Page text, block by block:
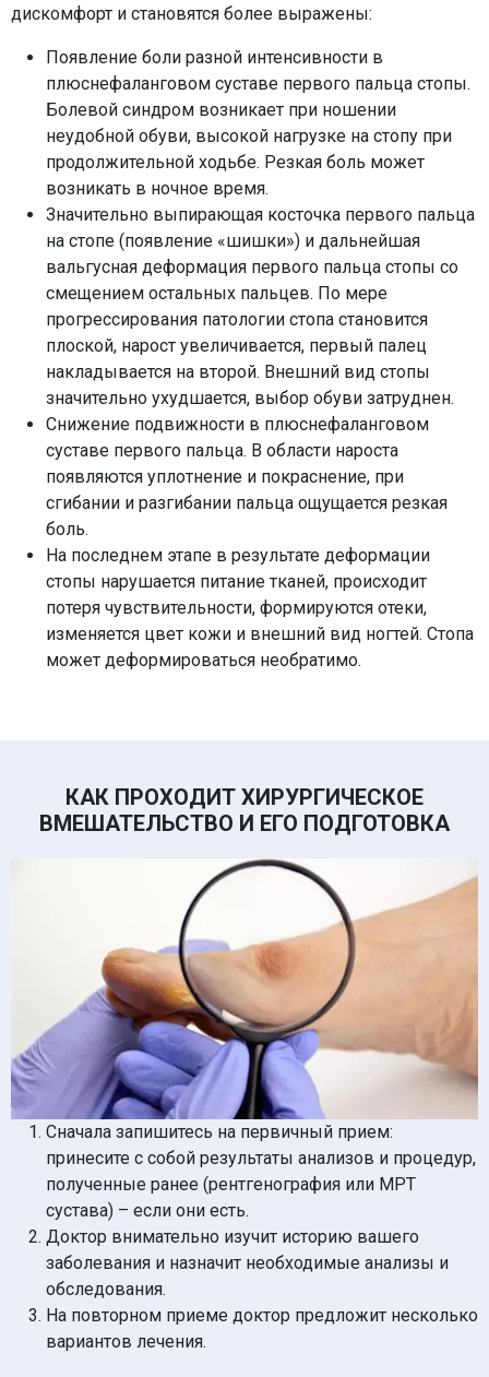
дискомфорт и становятся более выражены:
Появление боли разной интенсивности в
плюснефаланговом суставе первого пальца стопы.
Болевой синдром возникает при ношении
неудобной обуви, высокой нагрузке на стопу при
продолжительной ходьбе. Резкая боль может
возникать в ночное время.
Значительно выпирающая косточка первого пальца
на стопе (появление «шишки») и дальнейшая
вальгусная деформация первого пальца стопы со
смещением остальных пальцев. По мере
прогрессирования патологии стопа становится
плоской, нарост увеличивается, первый палец
накладывается на второй. Внешний вид стопы
значительно ухудшается, выбор обуви затруднен.
Снижение подвижности в плюснефаланговом
суставе первого пальца. В области нароста
появляются уплотнение и покраснение, при
сгибании и разгибании пальца ощущается резкая
боль.
На последнем этапе в результате деформации
стопы нарушается питание тканей, происходит
потеря чувствительности, формируются отеки,
изменяется цвет кожи и внешний вид ногтей. Стопа
может деформироваться необратимо.
КАК ПРОХОДИТ ХИРУРГИЧЕСКОЕ
ВМЕШАТЕЛЬСТВО И ЕГО ПОДГОТОВКА
Сначала запишитесь на первичный прием:
принесите с собой результаты анализов и процедур,
полученные ранее (рентгенография или МРТ
сустава) – если они есть.​
Доктор внимательно изучит историю вашего
заболевания и назначит необходимые анализы и
обследования. ​
На повторном приеме доктор предложит несколько
вариантов лечения.